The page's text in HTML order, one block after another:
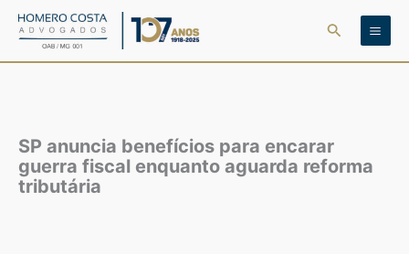
para
Pesquisar
SP anuncia benefícios para encarar
guerra fiscal enquanto aguarda reforma
tributária